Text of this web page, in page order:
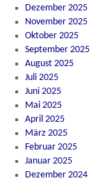
Dezember 2025
November 2025
Oktober 2025
September 2025
August 2025
Juli 2025
Juni 2025
Mai 2025
April 2025
März 2025
Februar 2025
Januar 2025
Dezember 2024